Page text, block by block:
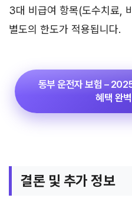
3대 비급여 항목(도수치료,
별도의 한도가 적용됩니다.
동부 운전자 보험 –
혜택 완
결론 및 추가 정보